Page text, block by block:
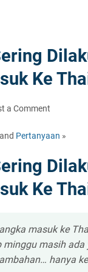
Ke
a Comment
Pertanyaan »
Ke
masuk ke
masih ada
hanya